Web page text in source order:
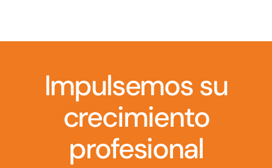
Impulsemos su
crecimiento
profesional